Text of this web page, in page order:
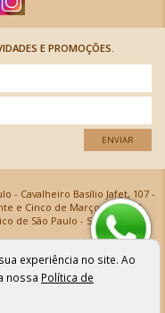
E PROMOÇÕES.
ENVIAR
- Cavalheiro Basílio Jafet, 107 -
e Cinco de Março, 576 - SP,
de São Paulo - SP
0001-18
não valem para nossa loja física e
de crédito sujeitas a análise e
experiência no site. Ao
nossa Política de